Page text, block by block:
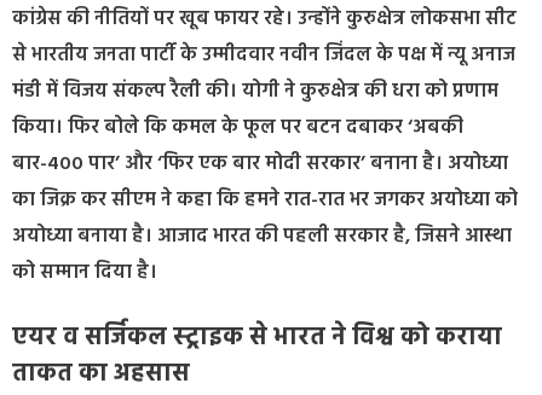
कांग्रेस की नीतियों पर खूब फायर रहे। उन्होंने कुरुक्षेत्र लोकसभा सीट
से भारतीय जनता पार्टी के उम्मीदवार नवीन जिंदल के पक्ष में न्यू अनाज
मंडी में विजय संकल्प रैली की। योगी ने कुरुक्षेत्र की धरा को प्रणाम
किया। फिर बोले कि कमल के फूल पर बटन दबाकर ‘अबकी
बार-400 पार’ और ‘फिर एक बार मोदी सरकार’ बनाना है। अयोध्या
का जिक्र कर सीएम ने कहा कि हमने रात-रात भर जगकर अयोध्या को
अयोध्या बनाया है। आजाद भारत की पहली सरकार है, जिसने आस्था
को सम्मान दिया है।
एयर व सर्जिकल स्ट्राइक से भारत ने विश्व को कराया
ताकत का अहसास